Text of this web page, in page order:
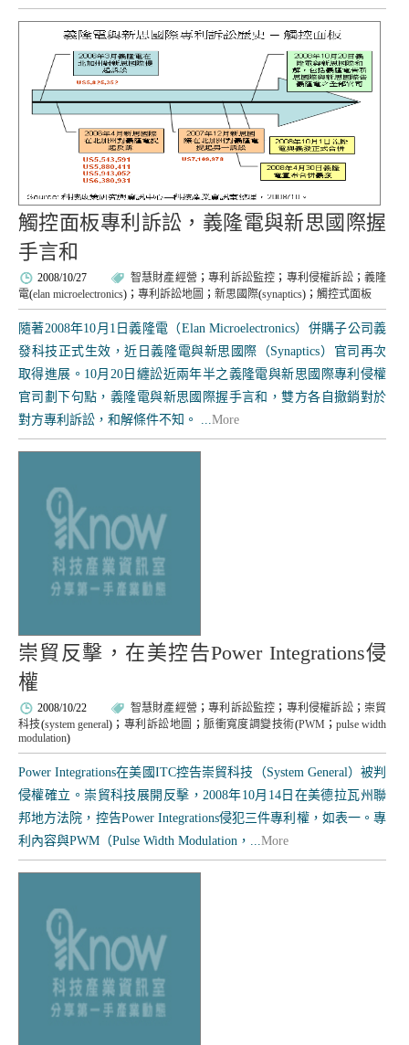
觸控面板專利訴訟，義隆電與新思國際握
手言和
2008/10/27 智慧財產經營 ； 專利訴訟監控 ； 專利侵權訴訟； 義隆
電(elan microelectronics)； 專利訴訟地圖 ； 新思國際(synaptics)； 觸控式面板
隨著2008年10月1日義隆電（Elan Microelectronics）併購子公司義
發科技正式生效，近日義隆電與新思國際（Synaptics）官司再次
取得進展。10月20日纏訟近兩年半之義隆電與新思國際專利侵權
官司劃下句點，義隆電與新思國際握手言和，雙方各自撤銷對於
對方專利訴訟，和解條件不知。 ...More
崇貿反擊，在美控告Power Integrations侵
權
2008/10/22 智慧財產經營 ； 專利訴訟監控 ； 專利侵權訴訟； 崇貿
科技(system general)； 專利訴訟地圖 ； 脈衝寬度調變技術(PWM ； pulse width
modulation)
Power Integrations在美國ITC控告崇貿科技（System General）被判
侵權確立。崇貿科技展開反擊，2008年10月14日在美德拉瓦州聯
邦地方法院，控告Power Integrations侵犯三件專利權，如表一。專
利內容與PWM（Pulse Width Modulation，...More